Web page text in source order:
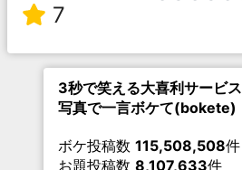
7
3秒で笑える大喜利サービス
写真で一言ボケて(bokete)
ボケ投稿数 115,508,508件
お題投稿数 8,107,633件